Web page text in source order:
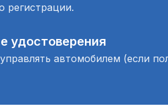
регистрации.
удостоверения
автомобилем (если